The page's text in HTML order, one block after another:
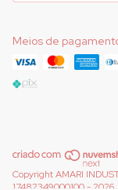
Meios de
Copyright AMARI
17482349000100 -